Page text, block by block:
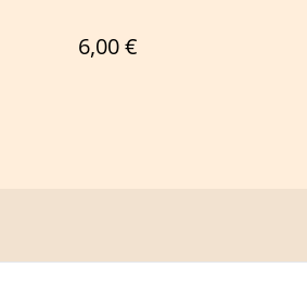
6,00 €